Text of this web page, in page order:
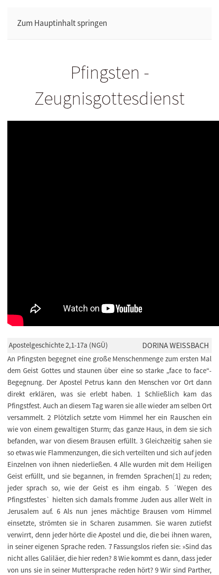
Zum Hauptinhalt springen
Pfingsten -
Zeugnisgottesdienst
Apostelgeschichte 2,1-17a (NGÜ) DORINA WEISSBACH
An Pfingsten begegnet eine große Menschenmenge zum ersten Mal
dem Geist Gottes und staunen über eine so starke „face to face“-
Begegnung. Der Apostel Petrus kann den Menschen vor Ort dann
direkt erklären, was sie erlebt haben. 1 Schließlich kam das
Pfingstfest. Auch an diesem Tag waren sie alle wieder am selben Ort
versammelt. 2 Plötzlich setzte vom Himmel her ein Rauschen ein
wie von einem gewaltigen Sturm; das ganze Haus, in dem sie sich
befanden, war von diesem Brausen erfüllt. 3 Gleichzeitig sahen sie
so etwas wie Flammenzungen, die sich verteilten und sich auf jeden
Einzelnen von ihnen niederließen. 4 Alle wurden mit dem Heiligen
Geist erfüllt, und sie begannen, in fremden Sprachen[1] zu reden;
jeder sprach so, wie der Geist es ihm eingab. 5 ´Wegen des
Pfingstfestes` hielten sich damals fromme Juden aus aller Welt in
Jerusalem auf. 6 Als nun jenes mächtige Brausen vom Himmel
einsetzte, strömten sie in Scharen zusammen. Sie waren zutiefst
verwirrt, denn jeder hörte die Apostel und die, die bei ihnen waren,
in seiner eigenen Sprache reden. 7 Fassungslos riefen sie: »Sind das
nicht alles Galiläer, die hier reden? 8 Wie kommt es dann, dass jeder
von uns sie in seiner Muttersprache reden hört? 9 Wir sind Parther,